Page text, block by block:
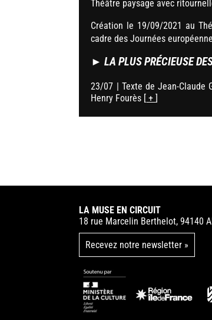
Théâtre paysage avec
Création le 19/09/2021 au
cadre des Journées
►LA PLUS PRÉCIEUSE
23/07 | Texte de Jean-Claude
Henry Fourès [ +]
LA MUSE EN CIRCUIT
18 rue Marcelin Berthelot, 94140
Recevez notre newsletter »